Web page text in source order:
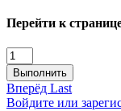
Перейти к
Выполнить
Вперёд Last
Войдите или